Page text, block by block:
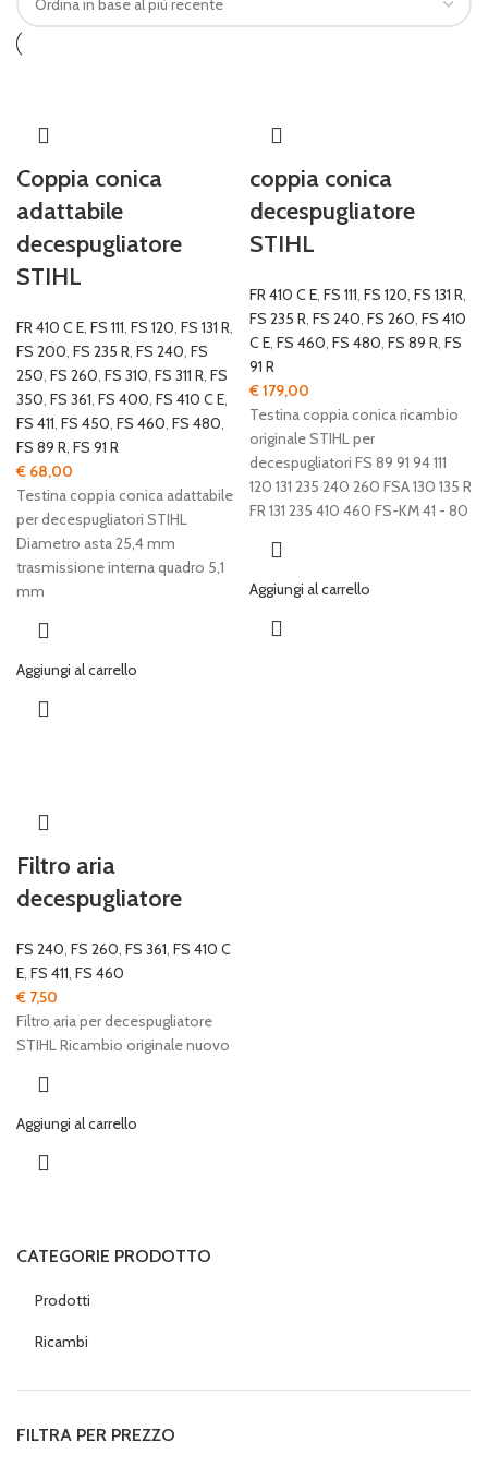
CATEGORIE PRODOTTO
Prodotti
Ricambi
FILTRA PER PREZZO
Coppia conica
adattabile
decespugliatore
STIHL
FR 410 C E, FS 111, FS 120, FS 131 R,
FS 200, FS 235 R, FS 240, FS
250, FS 260, FS 310, FS 311 R, FS
350, FS 361, FS 400, FS 410 C E,
FS 411, FS 450, FS 460, FS 480,
FS 89 R, FS 91 R
€ 68,00
Testina coppia conica adattabile
per decespugliatori STIHL
Diametro asta 25,4 mm
trasmissione interna quadro 5,1
mm
Aggiungi al carrello
coppia conica
decespugliatore
STIHL
FR 410 C E, FS 111, FS 120, FS 131 R,
FS 235 R, FS 240, FS 260, FS 410
C E, FS 460, FS 480, FS 89 R, FS
91 R
€179,00
Testina coppia conica ricambio
originale STIHL per
decespugliatori FS 89 91 94 111
120 131 235 240 260 FSA 130 135 R
FR 131 235 410 460 FS-KM 41 - 80
Aggiungi al carrello
Filtro aria
decespugliatore
FS 240, FS 260, FS 361, FS 410 C
E, FS 411, FS 460
€ 7,50
Filtro aria per decespugliatore
STIHL Ricambio originale nuovo
Aggiungi al carrello